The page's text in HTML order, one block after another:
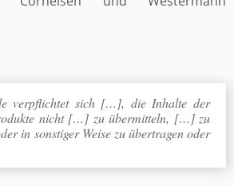
verpflichtet sich […], die Inhalte der
nicht […] zu übermitteln, […] zu
in sonstiger Weise zu übertragen oder